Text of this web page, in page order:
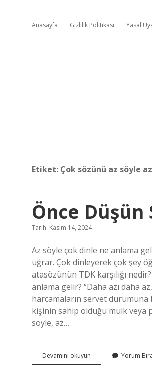
Anasayfa Gizlilik Politikası Yasal
Etiket: Çok sözünü az söyle
Önce
Tarih: Kasım 14, 2024
Az söyle çok dinle ne anlama
uğrar. Çok dinleyerek çok şey
atasözünün TDK karşılığı
anlama gelir? “Daha azı daha
harcamaların servet durumuna
kişinin sahip olduğu mülk veya
söyle, az…
Devamını okuyun
Düşün
Yorum